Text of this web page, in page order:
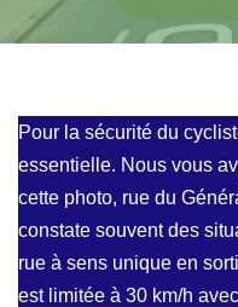
Pour la sécurité du
essentielle. Nous vous
cette photo, rue du
constate souvent des
rue à sens unique en
est limitée à 30 km/h